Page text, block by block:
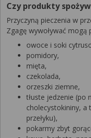
Czy produkty
Przyczyną pieczenia w
Zgagę wywoływać mogą
owoce i soki
pomidory,
mięta,
czekolada,
orzeszki ziemne,
tłuste jedzenie (po
cholecystokininy, a
przełyku),
pokarmy zbyt